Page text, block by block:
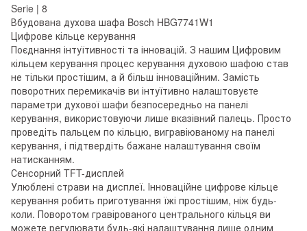
Serie | 8
Вбудована духова шафа Bosch HBG7741W1
Цифрове кільце керування
Поєднання інтуїтивності та інновацій. З нашим Цифровим
кільцем керування процес керування духовою шафою став
не тільки простішим, а й більш інноваційним. Замість
поворотних перемикачів ви інтуїтивно налаштовуєте
параметри духової шафи безпосередньо на панелі
керування, використовуючи лише вказівний палець. Просто
проведіть пальцем по кільцю, вигравіюваному на панелі
керування, і підтвердіть бажане налаштування своїм
натисканням.
Сенсорний TFT-дисплей
Улюблені страви на дисплеї. Інноваційне цифрове кільце
керування робить приготування їжі простішим, ніж будь-
коли. Поворотом гравірованого центрального кільця ви
можете регулювати будь-які налаштування лише одним